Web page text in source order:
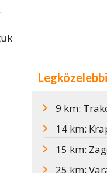
9 km:
14 km:
15 km:
25 km: